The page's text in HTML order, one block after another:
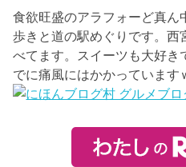
食欲旺盛のアラフォーど真ん
歩きと道の駅めぐりです。西
べてます。スイーツも大好き
でに痛風にはかかっています